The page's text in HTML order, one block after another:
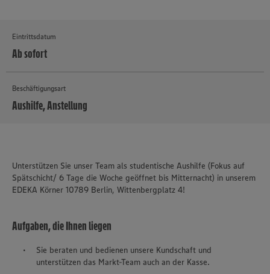
Eintrittsdatum
Ab sofort
Beschäftigungsart
Aushilfe, Anstellung
Unterstützen Sie unser Team als studentische Aushilfe (Fokus auf
Spätschicht/ 6 Tage die Woche geöffnet bis Mitternacht) in unserem
EDEKA Körner 10789 Berlin, Wittenbergplatz 4!
Aufgaben, die Ihnen liegen
Sie beraten und bedienen unsere Kundschaft und
unterstützen das Markt-Team auch an der Kasse.